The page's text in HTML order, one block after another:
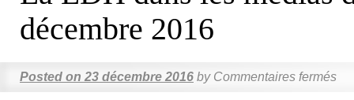
décembre 2016
Posted on 23 décembre 2016 by Commentaires fermés